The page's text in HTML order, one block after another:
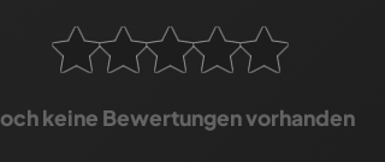
keine Bewertungen vorhanden